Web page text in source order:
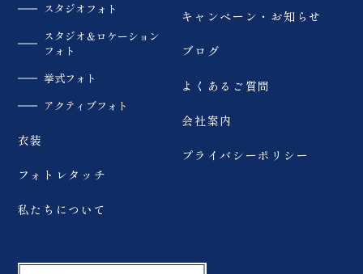
スタジオフォト
スタジオ＆ロケーション
フォト
挙式フォト
アクティブフォト
衣装
フォトレタッチ
私たちについて
キャンペーン・お知らせ
ブログ
よくあるご質問
会社案内
プライバシーポリシー